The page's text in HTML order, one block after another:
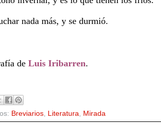
nada más, y se durmió.
de Luis Iribarren.
Breviarios, Literatura Mirada